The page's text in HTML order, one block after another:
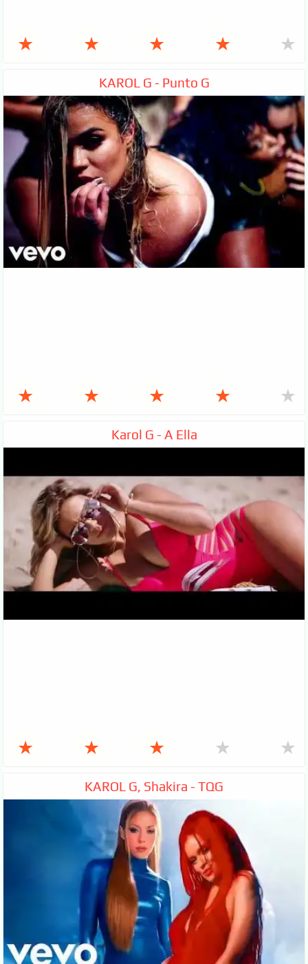
★ ★ ★ ★ ★
KAROL G - Punto G
★ ★ ★ ★ ★
Karol G - A Ella
★ ★ ★ ★ ★
KAROL G, Shakira - TQG